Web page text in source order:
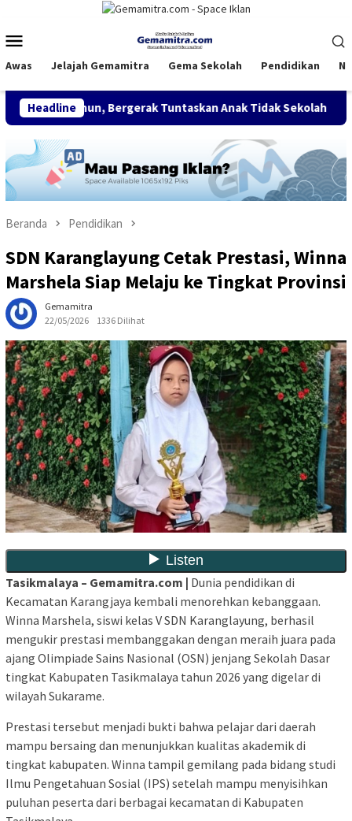
konten
Mobile
Awas Jelajah Gemamitra Gema Sekolah Pendidikan
Headline
Bergerak Tuntaskan Anak Tidak Sekolah FDI
Beranda Pendidikan
SDN Karanglayung Cetak Prestasi, Winna
Marshela Siap Melaju ke Tingkat Provinsi
Gemamitra
22/05/2026
1336 Dilihat
Tasikmalaya – Gemamitra.com | Dunia pendidikan di
Kecamatan Karangjaya kembali menorehkan kebanggaan.
Winna Marshela, siswi kelas V SDN Karanglayung, berhasil
mengukir prestasi membanggakan dengan meraih juara pada
ajang Olimpiade Sains Nasional (OSN) jenjang Sekolah Dasar
tingkat Kabupaten Tasikmalaya tahun 2026 yang digelar di
wilayah Sukarame.
Prestasi tersebut menjadi bukti bahwa pelajar dari daerah
mampu bersaing dan menunjukkan kualitas akademik di
tingkat kabupaten. Winna tampil gemilang pada bidang studi
Ilmu Pengetahuan Sosial (IPS) setelah mampu menyisihkan
puluhan peserta dari berbagai kecamatan di Kabupaten